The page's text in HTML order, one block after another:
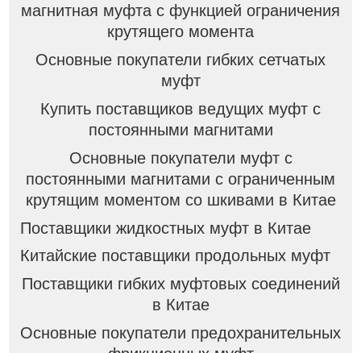
магнитная муфта с функцией ограничения
крутящего момента
Основные покупатели гибких сетчатых
муфт
Купить поставщиков ведущих муфт с
постоянными магнитами
Основные покупатели муфт с
постоянными магнитами с ограниченным
крутящим моментом со шкивами в Китае
Поставщики жидкостных муфт в Китае
Китайские поставщики продольных муфт
Поставщики гибких муфтовых соединений
в Китае
Основные покупатели предохранительных